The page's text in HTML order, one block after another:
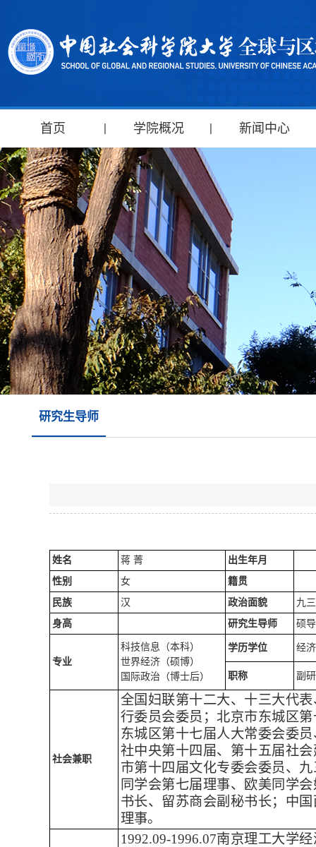
首页 学院概况 新闻中心
研究生导师
姓名 蒋 菁
出生年月
性别 女
籍贯
民族 汉 政治面貌
九
身高 研究生导师 硕导
专业
科技信息（本科）
世界经济（硕博）
国际政治（博士后）
学历学位 经
职称 副
社会兼职
全国妇联第十二大、十三大代
行委员会委员；北京市东城区
东城区第十七届人大常委会委
社中央第十四届、第十五届社
市第十四届文化专委会委员、
同学会第七届理事、欧美同学
书长、留苏商会副秘书长；中
理事。
1992.09-1996.07南京理工大学